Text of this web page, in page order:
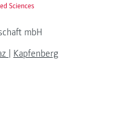
mbH
Kapfenberg